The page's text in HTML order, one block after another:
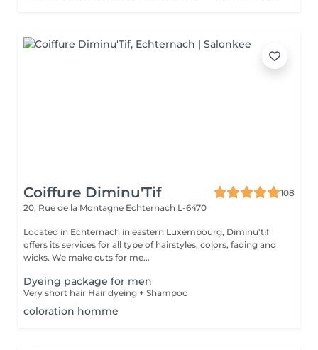
Coiffure Diminu'Tif
108
20, Rue de la Montagne Echternach L-6470
Located in Echternach in eastern Luxembourg, Diminu'tif
offers its services for all type of hairstyles, colors, fading and
wicks. We make cuts for me...
Dyeing package for men
Very short hair Hair dyeing + Shampoo
coloration homme